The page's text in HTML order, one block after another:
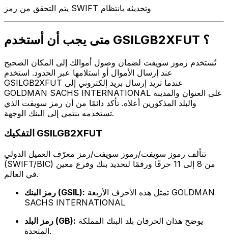
يتم التحقق من رمز SWIFT وتحديثه بانتظام
متى يجب أن أستخدم GSILGB2XFUT ؟
تُستخدم رموز سويفت لضمان وصول أموالك إلى المكان الصحيح
عند إرسال الأموال أو استلامها عبر الحدود. استخدم
GSILGB2XFUT عندما تريد إرسال بريد إلكتروني إلى
GOLDMAN SACHS INTERNATIONAL على العنوان والمدينة
والبلد المذكورين أعلاه. تأكد دائمًا من أن رمز سويفت الذي
تستخدمه ينتمي إلى البنك الوجهة.
التفكيك GSILGB2XFUT
تتألف رموز سويفت/رموز سويفت/رمز معرّف العميل الدولي
(SWIFT/BIC) من 8 إلى 11 حرفًا ورقمًا لتحديد بنك وفرع معين
في العالم.
رمز البنك (GSIL):
SACHS INTERNATIONAL
رمز البلد (GB):
المتحدة.